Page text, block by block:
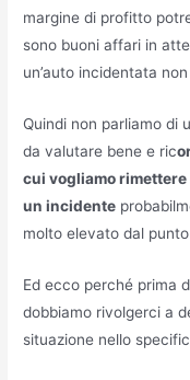
margine di profitto
sono buoni affari in
un’auto incidentata
Quindi non parliamo di
da valutare bene e ric
cui vogliamo
un incidente
molto elevato dal
Ed ecco perché prima
dobbiamo rivolgerci a
situazione nello